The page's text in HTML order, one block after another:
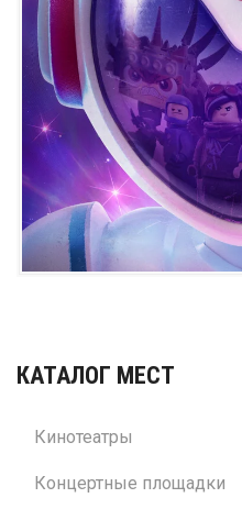
КАТАЛОГ МЕСТ
Кинотеатры
Концертные площадки